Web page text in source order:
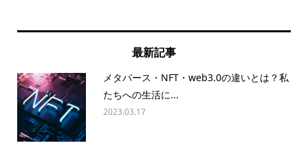
最新記事
メタバース・NFT・web3.0の違いとは？私
たちへの生活に...
2023.03.17